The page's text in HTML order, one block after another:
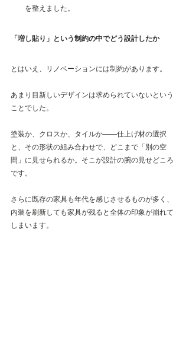
を整えました。
「増し貼り」という制約の中でどう設計したか
とはいえ、リノベーションには制約があります。
あまり目新しいデザインは求められていないという
ことでした。
塗装か、クロスか、タイルか——仕上げ材の選択
と、その形状の組み合わせで、どこまで「別の空
間」に見せられるか。そこが設計の腕の見せどころ
です。
さらに既存の家具も年代を感じさせるものが多く、
内装を刷新しても家具が残ると全体の印象が崩れて
しまいます。